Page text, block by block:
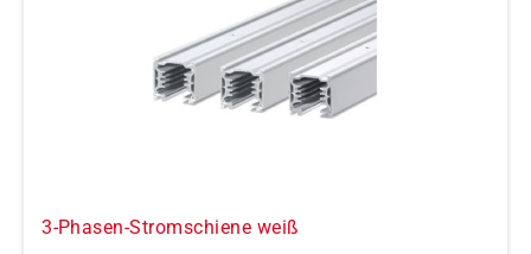
3-Phasen-Stromschiene weiß